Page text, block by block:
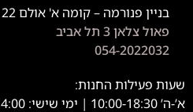
בניין פנורמה – קומה א' אולם 122
פאול צלאן 3 תל אביב
054-2022032
שעות פעילות החנות:
א’-ה’ 10:00-18:30 | ימי שישי: 10:00-14:00